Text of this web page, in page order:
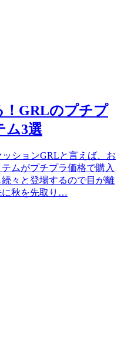
！GRLのプチプ
ム3選
ションGRLと言えば、お
ムがプチプラ価格で購入
々と登場するので目が離
に秋を先取り…